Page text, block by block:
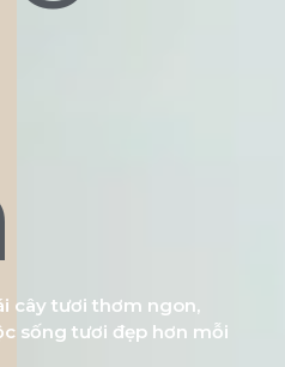
cây tươi thơm ngon,
sống tươi đẹp hơn mỗi